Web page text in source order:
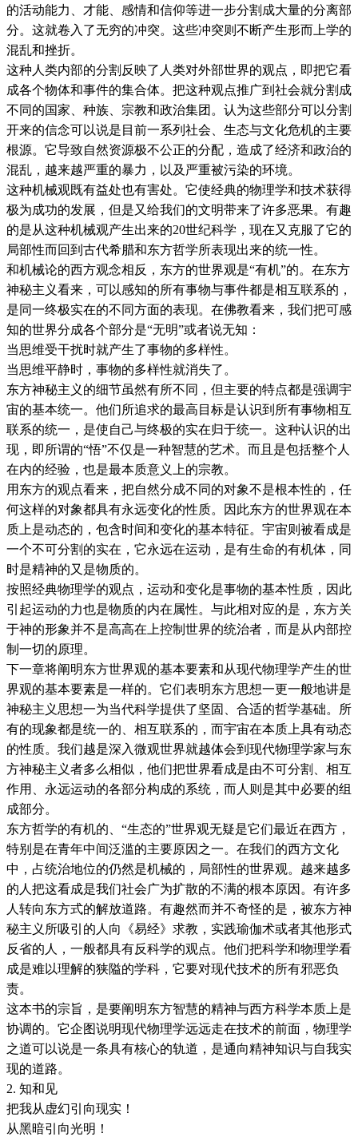
的活动能力、才能、感情和信仰等进一步分割成大量的分离部
分。这就卷入了无穷的冲突。这些冲突则不断产生形而上学的
混乱和挫折。
这种人类内部的分割反映了人类对外部世界的观点，即把它看
成各个物体和事件的集合体。把这种观点推广到社会就分割成
不同的国家、种族、宗教和政治集团。认为这些部分可以分割
开来的信念可以说是目前一系列社会、生态与文化危机的主要
根源。它导致自然资源极不公正的分配，造成了经济和政治的
混乱，越来越严重的暴力，以及严重被污染的环境。
这种机械观既有益处也有害处。它使经典的物理学和技术获得
极为成功的发展，但是又给我们的文明带来了许多恶果。有趣
的是从这种机械观产生出来的20世纪科学，现在又克服了它的
局部性而回到古代希腊和东方哲学所表现出来的统一性。
和机械论的西方观念相反，东方的世界观是“有机”的。在东方
神秘主义看来，可以感知的所有事物与事件都是相互联系的，
是同一终极实在的不同方面的表现。在佛教看来，我们把可感
知的世界分成各个部分是“无明”或者说无知：
当思维受干扰时就产生了事物的多样性。
当思维平静时，事物的多样性就消失了。
东方神秘主义的细节虽然有所不同，但主要的特点都是强调宇
宙的基本统一。他们所追求的最高目标是认识到所有事物相互
联系的统一，是使自己与终极的实在归于统一。这种认识的出
现，即所谓的“悟”不仅是一种智慧的艺术。而且是包括整个人
在内的经验，也是最本质意义上的宗教。
用东方的观点看来，把自然分成不同的对象不是根本性的，任
何这样的对象都具有永远变化的性质。因此东方的世界观在本
质上是动态的，包含时间和变化的基本特征。宇宙则被看成是
一个不可分割的实在，它永远在运动，是有生命的有机体，同
时是精神的又是物质的。
按照经典物理学的观点，运动和变化是事物的基本性质，因此
引起运动的力也是物质的内在属性。与此相对应的是，东方关
于神的形象并不是高高在上控制世界的统治者，而是从内部控
制一切的原理。
下一章将阐明东方世界观的基本要素和从现代物理学产生的世
界观的基本要素是一样的。它们表明东方思想一更一般地讲是
神秘主义思想一为当代科学提供了坚固、合适的哲学基础。所
有的现象都是统一的、相互联系的，而宇宙在本质上具有动态
的性质。我们越是深入微观世界就越体会到现代物理学家与东
方神秘主义者多么相似，他们把世界看成是由不可分割、相互
作用、永远运动的各部分构成的系统，而人则是其中必要的组
成部分。
东方哲学的有机的、“生态的”世界观无疑是它们最近在西方，
特别是在青年中间泛滥的主要原因之一。在我们的西方文化
中，占统治地位的仍然是机械的，局部性的世界观。越来越多
的人把这看成是我们社会广为扩散的不满的根本原因。有许多
人转向东方式的解放道路。有趣然而并不奇怪的是，被东方神
秘主义所吸引的人向《易经》求教，实践瑜伽术或者其他形式
反省的人，一般都具有反科学的观点。他们把科学和物理学看
成是难以理解的狭隘的学科，它要对现代技术的所有邪恶负
责。
这本书的宗旨，是要阐明东方智慧的精神与西方科学本质上是
协调的。它企图说明现代物理学远远走在技术的前面，物理学
之道可以说是一条具有核心的轨道，是通向精神知识与自我实
现的道路。
2. 知和见
把我从虚幻引向现实！
从黑暗引向光明！